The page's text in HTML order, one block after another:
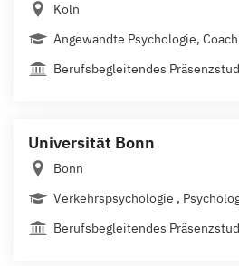
Köln
Angewandte Psychologie,
Berufsbegleitendes
Universität Bonn
Bonn
Verkehrspsychologie ,
Berufsbegleitendes